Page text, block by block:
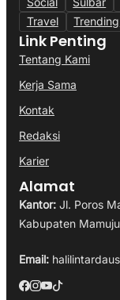
Travel
Trending
Link Penting
Tentang Kami
Kerja Sama
Kontak
Redaksi
Karier
Alamat
Kantor: Jl. Poros
Kabupaten
Email: